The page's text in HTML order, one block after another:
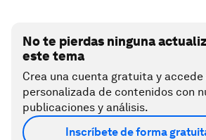
No te pierdas ninguna
este tema
Crea una cuenta gratuita y
personalizada de contenidos con
publicaciones y análisis.
Inscríbete de forma